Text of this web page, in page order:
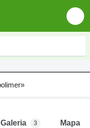
Galeria 3 Mapa